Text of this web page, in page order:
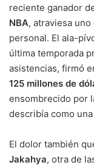
reciente ganador
NBA, atraviesa
personal. El ala-
última temporada
asistencias, firmó
125 millones de
ensombrecido por
describía como
El dolor también
Jakahya, otra de